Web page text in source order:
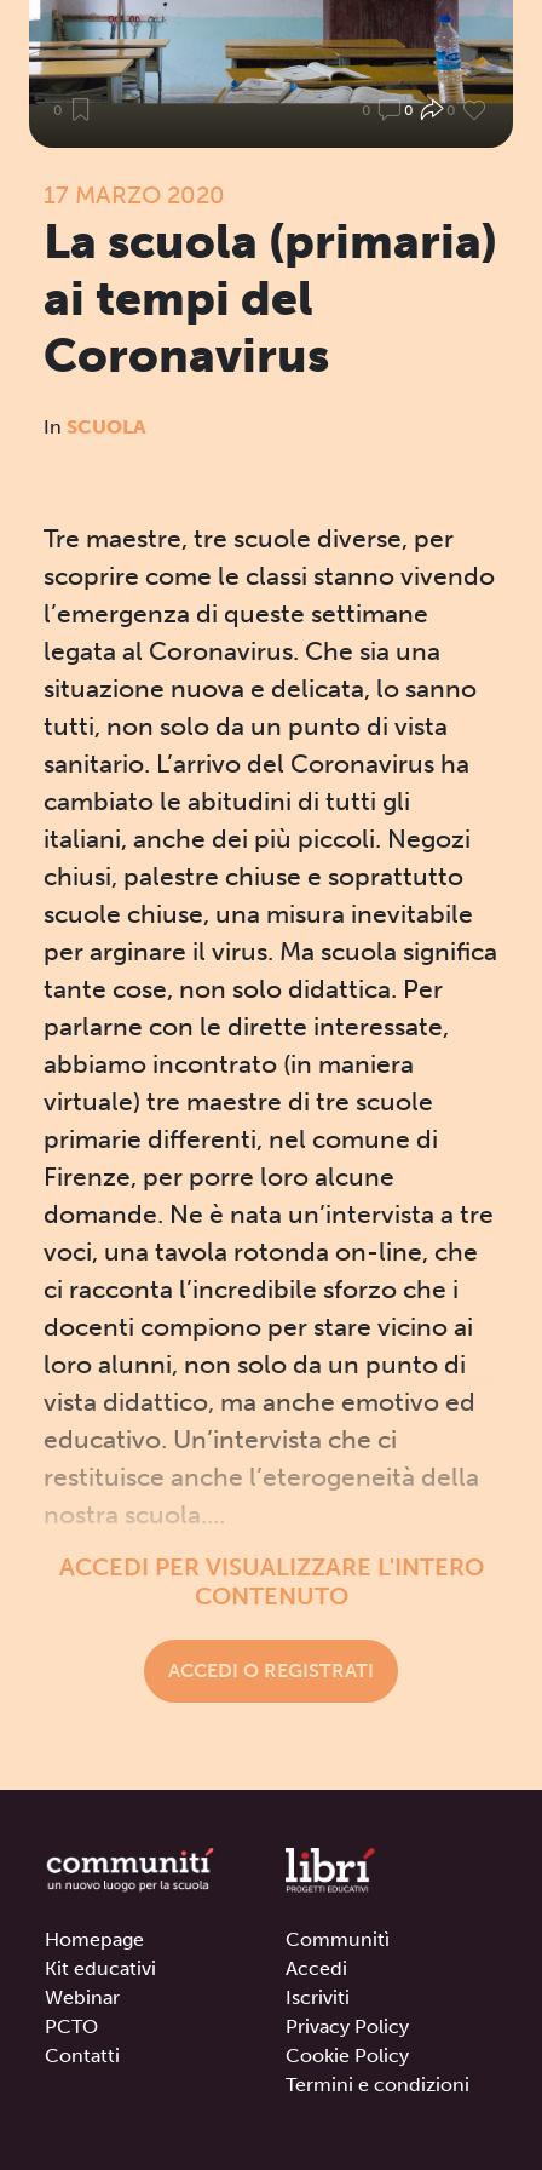
0 0 0 0
17 MARZO 2020
La scuola (primaria)
ai tempi del
Coronavirus
In SCUOLA
Tre maestre, tre scuole diverse, per
scoprire come le classi stanno vivendo
l’emergenza di queste settimane
legata al Coronavirus. Che sia una
situazione nuova e delicata, lo sanno
tutti, non solo da un punto di vista
sanitario. L’arrivo del Coronavirus ha
cambiato le abitudini di tutti gli
italiani, anche dei più piccoli. Negozi
chiusi, palestre chiuse e soprattutto
scuole chiuse, una misura inevitabile
per arginare il virus. Ma scuola significa
tante cose, non solo didattica. Per
parlarne con le dirette interessate,
abbiamo incontrato (in maniera
virtuale) tre maestre di tre scuole
primarie differenti, nel comune di
Firenze, per porre loro alcune
domande. Ne è nata un’intervista a tre
voci, una tavola rotonda on-line, che
ci racconta l’incredibile sforzo che i
docenti compiono per stare vicino ai
loro alunni, non solo da un punto di
vista didattico, ma anche emotivo ed
educativo. Un’intervista che ci
restituisce anche l’eterogeneità della
nostra scuola....
ACCEDI PER VISUALIZZARE L'INTERO
CONTENUTO
ACCEDI O REGISTRATI
Homepage
Kit educativi
Webinar
PCTO
Contatti
Communitì
Accedi
Iscriviti
Privacy Policy
Cookie Policy
Termini e condizioni